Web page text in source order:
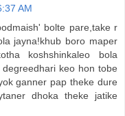
AM
bolte pare,take r
jayna!khub boro maper
koshshinkaleo bola
keo hon tobe
ganner pap theke dure
dhoka theke jatike